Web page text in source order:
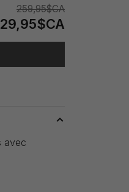
259,95$CA
avec